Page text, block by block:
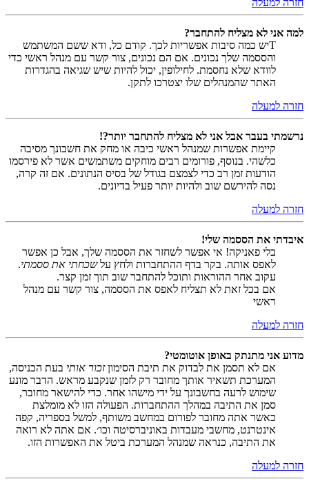
למה אני לא מצליח להתחבר?
Tיש כמה סיבות אפשריות לכך. קודם כל, ודא ששם המשתמש
והססמה שלך נכונים. אם הם נכונים, צור קשר עם מנהל ראשי כדי
לוודא שלא נחסמת. לחילופין, יכול להיות שיש שגיאה בהגדרות
האתר שהמנהלים שלו יצטרכו לתקן.
חזרה למעלה
נרשמתי בעבר אבל אני לא מצליח להתחבר יותר?!
קיימת אפשרות שמנהל ראשי כיבה או מחק את חשבונך מסיבה
כלשהי. בנוסף, פורומים רבים מוחקים משתמשים אשר לא פירסמו
הודעות זמן רב כדי לצמצם בגודל של בסיס הנתונים. אם זה קרה,
נסה להירשם שוב ולהיות יותר פעיל בדיונים.
חזרה למעלה
איבדתי את הססמה שלי!
בלי פאניקה! אי אפשר לשחזר את הססמה שלך, אבל כן אפשר
לאפס אותה. בקר בדף ההתחברות ולחץ עלשכחתי את ססמתי.
עקוב אחר ההוראות ותוכל להתחבר שוב תוך זמן קצר.
אם בכל זאת לא תצליח לאפס את הססמה, צור קשר עם מנהל
ראשי
חזרה למעלה
מדוע אני מתנתק באופן אוטומטי?
אם לא תסמן את לבדוק את תיבת הסימוןזכור אותי בעת הכניסה,
המערכת תשאיר אותך מחובר רק לזמן שנקבע מראש. הדבר מונע
שימוש לרעה בחשבונך על ידי מישהו אחר. כדי להישאר מחובר,
סמן את התיבה במהלך ההתחברות. הפעולה הזו לא מומלצת
כאשר אתה מחובר לפורום במחשב משותף, למשל בספריה, קפה
אינטרנט, מחשבי מעבדות באוניברסיטה וכו׳. אם אתה לא רואה
את התיבה, כנראה שמנהל המערכת ביטל את האפשרות הזו.
חזרה למעלה